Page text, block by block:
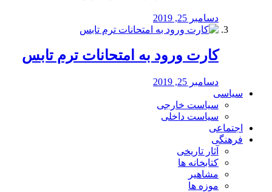
دسامبر 25, 2019
کارت ورود به امتحانات ترم تابس
دسامبر 25, 2019
سیاسی
سیاست خارجی
سیاست داخلی
اجتماعی
فرهنگی
آثار تاریخی
کتابخانه ها
مشاهیر
موزه ها